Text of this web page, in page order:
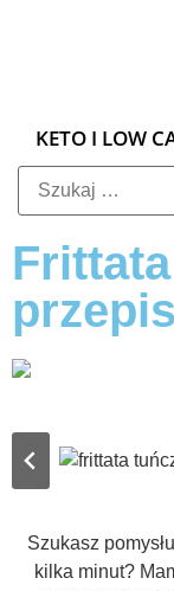
KETO I LOW
Szukasz
kilka minut?